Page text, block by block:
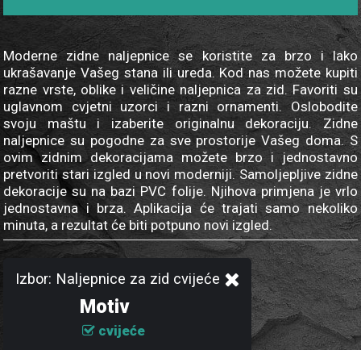
Moderne zidne naljepnice se koristite za brzo i lako
ukrašavanje Vašeg stana ili ureda. Kod nas možete kupiti
razne vrste, oblike i veličine naljepnica za zid. Favoriti su
uglavnom cvjetni uzorci i razni ornamenti. Oslobodite
svoju maštu i izaberite originalnu dekoraciju. Zidne
naljepnice su pogodne za sve prostorije Vašeg doma. S
ovim zidnim dekoracijama možete brzo i jednostavno
pretvoriti stari izgled u novi moderniji. Samoljepljive zidne
dekoracije su na bazi PVC folije. Njihova primjena je vrlo
jednostavna i brza. Aplikacija će trajati samo nekoliko
minuta, a rezultat će biti potpuno novi izgled.
Izbor: Naljepnice za zid cvijeće
Motiv
cvijeće